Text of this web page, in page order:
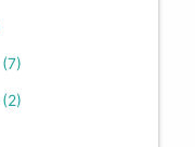
(7)
(2)